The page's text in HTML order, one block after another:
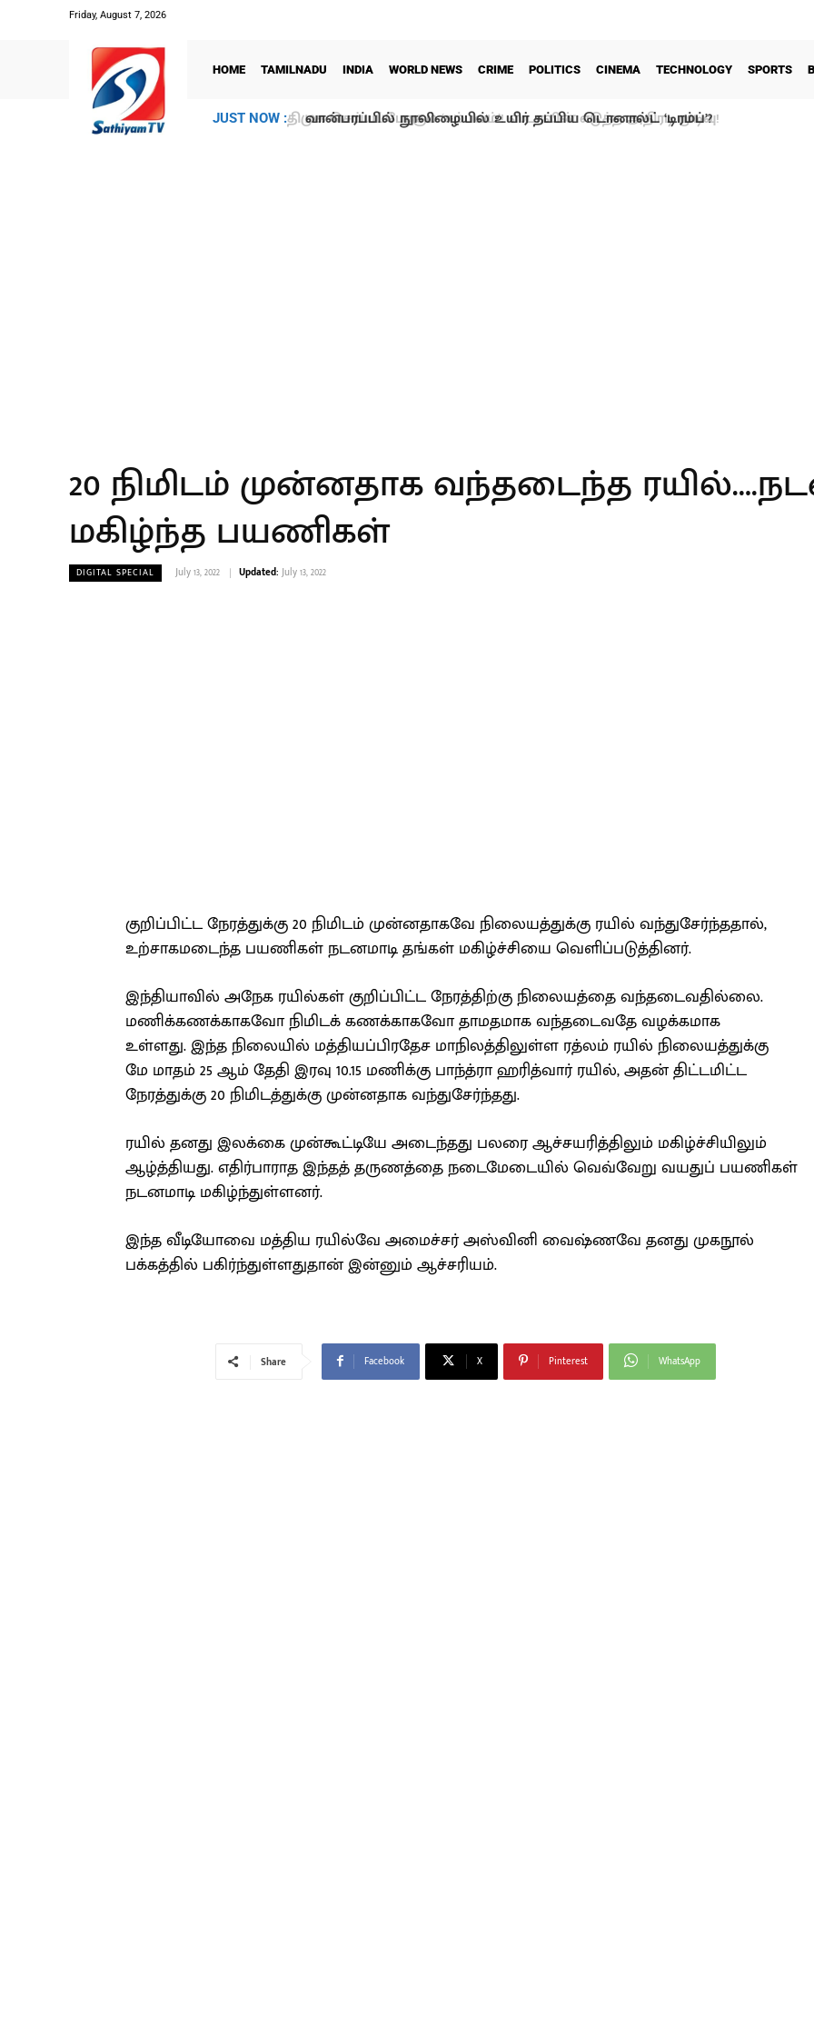
Friday, August 7, 2026
HOME TAMILNADU INDIA WORLD NEWS CRIME POLITICS CINEMA TECHNOLOGY SPORTS
JUST NOW : வான்பரப்பில் நூலிழையில் உயிர் தப்பிய டொனால்ட் ‘டிரம்ப்’?
20 நிமிடம் முன்னதாக வந்தடைந்த
மகிழ்ந்த பயணிகள்
DIGITAL SPECIAL July 13, 2022 Updated: July 13, 2022
குறிப்பிட்ட நேரத்துக்கு 20 நிமிடம் முன்னதாகவே நிலையத்துக்கு ரயில் வந்துசேர்ந்ததால்,
உற்சாகமடைந்த பயணிகள் நடனமாடி தங்கள் மகிழ்ச்சியை வெளிப்படுத்தினர்.
இந்தியாவில் அநேக ரயில்கள் குறிப்பிட்ட நேரத்திற்கு நிலையத்தை வந்தடைவதில்லை.
மணிக்கணக்காகவோ நிமிடக் கணக்காகவோ தாமதமாக வந்தடைவதே வழக்கமாக
உள்ளது. இந்த நிலையில் மத்தியப்பிரதேச மாநிலத்திலுள்ள ரத்லம் ரயில் நிலையத்துக்கு
மே மாதம் 25 ஆம் தேதி இரவு 10.15 மணிக்கு பாந்த்ரா ஹரித்வார் ரயில், அதன் திட்டமிட்ட
நேரத்துக்கு 20 நிமிடத்துக்கு முன்னதாக வந்துசேர்ந்தது.
ரயில் தனது இலக்கை முன்கூட்டியே அடைந்தது பலரை ஆச்சயரித்திலும் மகிழ்ச்சியிலும்
ஆழ்த்தியது. எதிர்பாராத இந்தத் தருணத்தை நடைமேடையில் வெவ்வேறு வயதுப் பயணிகள்
நடனமாடி மகிழ்ந்துள்ளனர்.
இந்த வீடியோவை மத்திய ரயில்வே அமைச்சர் அஸ்வினி வைஷ்ணவே தனது முகநூல்
பக்கத்தில் பகிர்ந்துள்ளதுதான் இன்னும் ஆச்சரியம்.
Share Facebook X Pinterest WhatsApp